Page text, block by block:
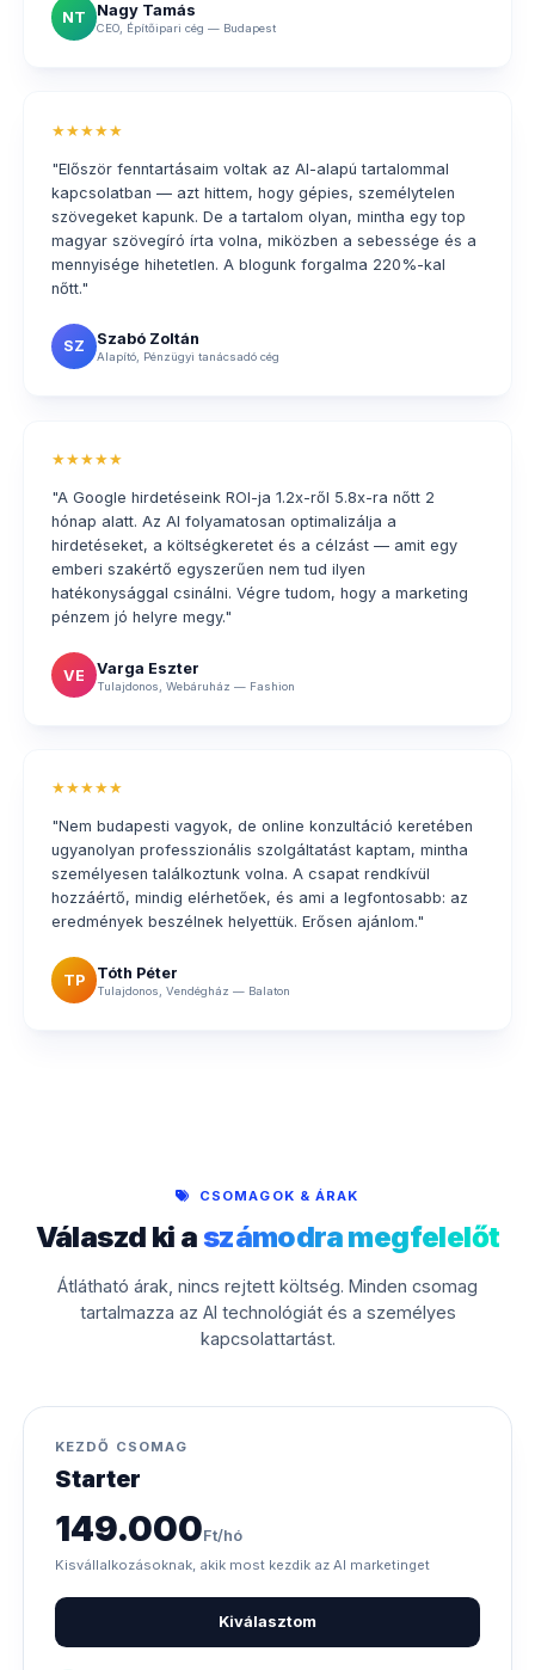
NT Nagy Tamás
CEO, Építőipari cég — Budapest
★★★★★
"Először fenntartásaim voltak az AI-alapú tartalommal
kapcsolatban — azt hittem, hogy gépies, személytelen
szövegeket kapunk. De a tartalom olyan, mintha egy top
magyar szövegíró írta volna, miközben a sebessége és a
mennyisége hihetetlen. A blogunk forgalma 220%-kal
nőtt."
SZ Szabó Zoltán
Alapító, Pénzügyi tanácsadó cég
★★★★★
"A Google hirdetéseink ROI-ja 1.2x-ről 5.8x-ra nőtt 2
hónap alatt. Az AI folyamatosan optimalizálja a
hirdetéseket, a költségkeretet és a célzást — amit egy
emberi szakértő egyszerűen nem tud ilyen
hatékonysággal csinálni. Végre tudom, hogy a marketing
pénzem jó helyre megy."
VE Varga Eszter
Tulajdonos, Webáruház — Fashion
★★★★★
"Nem budapesti vagyok, de online konzultáció keretében
ugyanolyan professzionális szolgáltatást kaptam, mintha
személyesen találkoztunk volna. A csapat rendkívül
hozzáértő, mindig elérhetőek, és ami a legfontosabb: az
eredmények beszélnek helyettük. Erősen ajánlom."
TP Tóth Péter
Tulajdonos, Vendégház — Balaton
CSOMAGOK & ÁRAK
Válaszd ki a számodra megfelelőt
Átlátható árak, nincs rejtett költség. Minden csomag
tartalmazza az AI technológiát és a személyes
kapcsolattartást.
KEZDŐ CSOMAG
Starter
149.000Ft/hó
Kisvállalkozásoknak, akik most kezdik az AI marketinget
Kiválasztom